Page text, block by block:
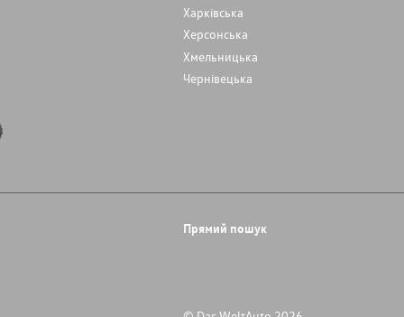
Харківська
Херсонська
Хмельницька
Чернівецька
Прямий пошук